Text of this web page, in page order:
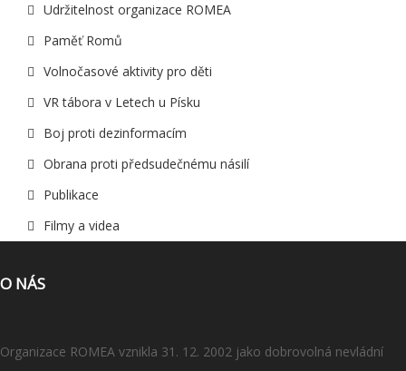
Udržitelnost organizace ROMEA
Paměť Romů
Volnočasové aktivity pro děti
VR tábora v Letech u Písku
Boj proti dezinformacím
Obrana proti předsudečnému násilí
Publikace
Filmy a videa
O NÁS
Organizace ROMEA vznikla 31. 12. 2002 jako dobrovolná nevládní